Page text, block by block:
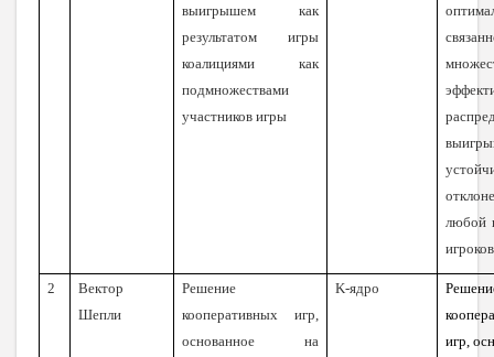
выигрышем как
результатом игры
коалициями как
подмножествами
участников игры
любой
игроков
2
Вектор
Шепли
Решение
кооперативных игр,
основанное на
K-ядро
игр,